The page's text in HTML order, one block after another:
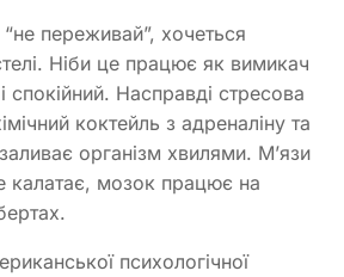
переживай”, хочеться
Ніби це працює як вимикач
спокійний. Насправді стресова
коктейль з адреналіну та
організм хвилями. М’язи
калатає, мозок працює на
психологічної